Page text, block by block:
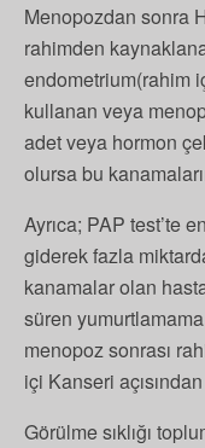
Menopozdan sonra
rahimden
endometrium(rahim
kullanan veya
adet veya hormon
olursa bu
Ayrıca; PAP test’te
giderek fazla
kanamalar olan
süren
menopoz sonrası
içi Kanseri açısından
Görülme sıklığı